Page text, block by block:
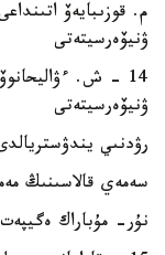
م. قوزىبايەۆ
ۋنيۆەرسيتەتى
14 - ش.
ۋنيۆەرسيتەتى
رۋدنىي
سەمەي قالاسىنىڭ
نۇر- مۇباراك